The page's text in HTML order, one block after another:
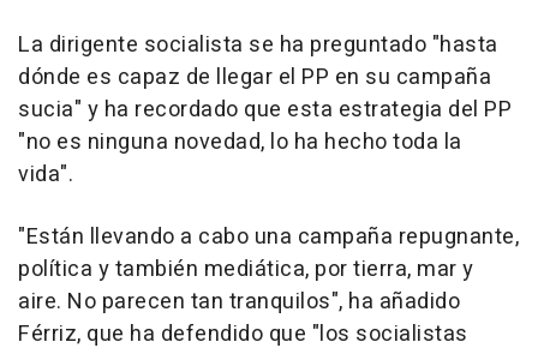
La dirigente socialista se ha preguntado "hasta
dónde es capaz de llegar el PP en su campaña
sucia" y ha recordado que esta estrategia del PP
"no es ninguna novedad, lo ha hecho toda la
vida".
"Están llevando a cabo una campaña repugnante,
política y también mediática, por tierra, mar y
aire. No parecen tan tranquilos", ha añadido
Férriz, que ha defendido que "los socialistas